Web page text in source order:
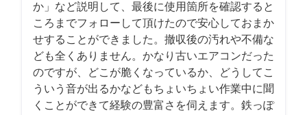
か」など説明して、最後に使用箇所を確認すると
ころまでフォローして頂けたので安心しておまか
せすることができました。撤収後の汚れや不備な
ども全くありません。かなり古いエアコンだった
のですが、どこが脆くなっているか、どうしてこ
ういう音が出るかなどもちょいちょい作業中に聞
くことができて経験の豊富さを伺えます。鉄っぽ